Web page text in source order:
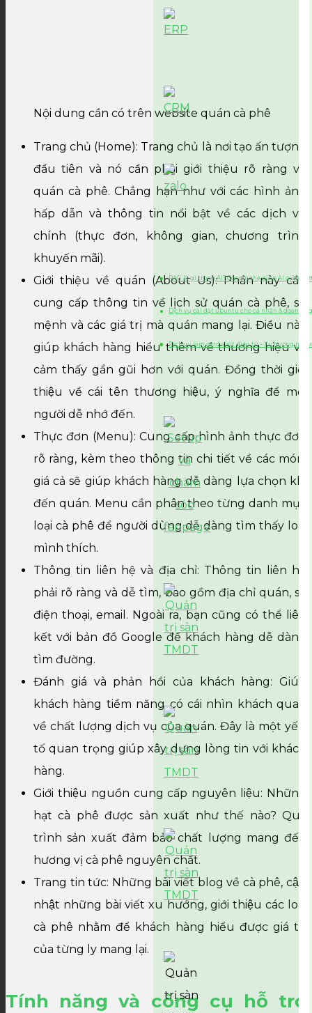
RAG là gì trong AI? Công nghệ giúp AI giảm
Dịch vụ cài đặt ubuntu cho cá nhân & doanh
Dịch vụ làm card visit điện tử – Xu hướng
Nội dung cần có trên website quán cà phê
Trang chủ (Home): Trang chủ là nơi tạo ấn tượng
đầu tiên và nó cần phải giới thiệu rõ ràng về
quán cà phê. Chẳng hạn như với các hình ảnh
hấp dẫn và thông tin nổi bật về các dịch vụ
chính (thực đơn, không gian, chương trình
khuyến mãi).
Giới thiệu về quán (About Us): Phần này cần
cung cấp thông tin về lịch sử quán cà phê, sứ
mệnh và các giá trị mà quán mang lại. Điều này
giúp khách hàng hiểu thêm về thương hiệu và
cảm thấy gần gũi hơn với quán. Đồng thời giới
thiệu về cái tên thương hiệu, ý nghĩa để mọi
người dễ nhớ đến.
Thực đơn (Menu): Cung cấp hình ảnh thực đơn
rõ ràng, kèm theo thông tin chi tiết về các món,
giá cả sẽ giúp khách hàng dễ dàng lựa chọn khi
đến quán. Menu cần phân theo từng danh mục
loại cà phê để người dùng dễ dàng tìm thấy loại
mình thích.
Thông tin liên hệ và địa chỉ: Thông tin liên hệ
phải rõ ràng và dễ tìm, bao gồm địa chỉ quán, số
điện thoại, email. Ngoài ra, bạn cũng có thể liên
kết với bản đồ Google để khách hàng dễ dàng
tìm đường.
Đánh giá và phản hồi của khách hàng: Giúp
khách hàng tiềm năng có cái nhìn khách quan
về chất lượng dịch vụ của quán. Đây là một yếu
tố quan trọng giúp xây dựng lòng tin với khách
hàng.
Giới thiệu nguồn cung cấp nguyên liệu: Những
hạt cà phê được sản xuất như thế nào? Quy
trình sản xuất đảm bảo chất lượng mang đến
hương vị cà phê nguyên chất.
Trang tin tức: Những bài viết blog về cà phê, cập
nhật những bài viết xu hướng, giới thiệu các loại
cà phê nhằm để khách hàng hiểu được giá trị
của từng ly mang lại.
Tính năng và công cụ hỗ trợ